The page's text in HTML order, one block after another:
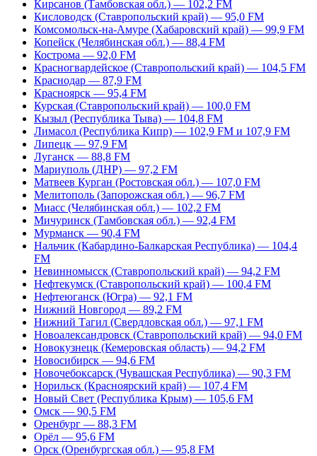
Кирсанов (Тамбовская обл.) — 102,2 FM
Кисловодск (Ставропольский край) — 95,0 FM
Комсомольск-на-Амуре (Хабаровский край) — 99,9 FM
Копейск (Челябинская обл.) — 88,4 FM
Кострома — 92,0 FM
Красногвардейское (Ставропольский край) — 104,5 FM
Краснодар — 87,9 FM
Красноярск — 95,4 FM
Курская (Ставропольский край) — 100,0 FM
Кызыл (Республика Тыва) — 104,8 FM
Лимасол (Республика Кипр) — 102,9 FM и 107,9 FM
Липецк — 97,9 FM
Луганск — 88,8 FM
Мариуполь (ДНР) — 97,2 FM
Матвеев Курган (Ростовская обл.) — 107,0 FM
Мелитополь (Запорожская обл.) — 96,7 FM
Миасс (Челябинская обл.) — 102,2 FM
Мичуринск (Тамбовская обл.) — 92,4 FM
Мурманск — 90,4 FM
Нальчик (Кабардино-Балкарская Республика) — 104,4
FM
Невинномысск (Ставропольский край) — 94,2 FM
Нефтекумск (Ставропольский край) — 100,4 FM
Нефтеюганск (Югра) — 92,1 FM
Нижний Новгород — 89,2 FM
Нижний Тагил (Свердловская обл.) — 97,1 FM
Новоалександровск (Ставропольский край) — 94,0 FM
Новокузнецк (Кемеровская область) — 94,2 FM
Новосибирск — 94,6 FM
Новочебоксарск (Чувашская Республика) — 90,3 FM
Норильск (Красноярский край) — 107,4 FM
Новый Свет (Республика Крым) — 105,6 FM
Омск — 90,5 FM
Оренбург — 88,3 FM
Орёл — 95,6 FM
Орск (Оренбургская обл.) — 95,8 FM